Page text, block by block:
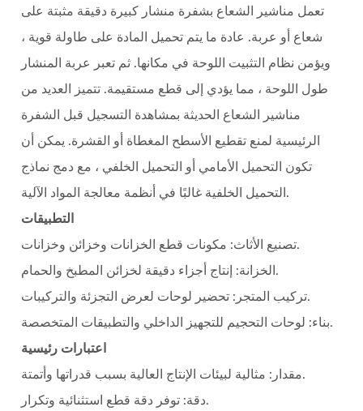
1.3
اعتبارات
رئيسية
2
أجهزة
التوجيه
CNC
2.1
آلية
2.2
التطبيقات
2.3
اعتبارات
رئيسية
3
مناشير
اللوحة
الرأسية
تعمل مناشير الشعاع بشفرة منشار كبيرة دقيقة مثبتة على
شعاع أو عربة. عادة ما يتم تحميل المادة على طاولة قوية ،
ويؤمن نظام التثبيت اللوحة في مكانها. ثم تعبر عربة المنشار
طول اللوحة ، مما يؤدي إلى قطع مستقيمة. تتميز العديد من
مناشير الشعاع الحديثة بمشاهدة التسجيل قبل الشفرة
الرئيسية لمنع تقطيع الأسطح المغطاة أو القشرة. يمكن أن
تكون التحميل الأمامي أو التحميل الخلفي ، مع دمج نماذج
التحميل الخلفية غالبًا في أنظمة معالجة المواد الآلية.
التطبيقات
تصنيع الأثاث:مكونات قطع الخزانات وخزائن وخزانات.
الخزانة:إنتاج أجزاء دقيقة لخزائن المطبخ والحمام.
تركيب المتجر:تحضير لوحات لعرض التجزئة والتركيبات.
بناء:لوحات التحجيم للتجهيز الداخلي والتطبيقات المتخصصة.
اعتبارات رئيسية
مقدار:مثالية لبيئات الإنتاج العالية بسبب قدراتها وأتمتة.
دقة:توفر دقة قطع استثنائية وتكرار.